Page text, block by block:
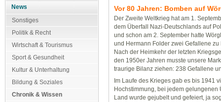
News
Sonstiges
Politik & Recht
Wirtschaft & Tourismus
Sport & Gesundheit
Kultur & Unterhaltung
Bildung & Soziales
Chronik & Wissen
Vor 80 Jahren: Bomben auf
Der Zweite Weltkrieg hat am 1.
dem Überfall Nazi-Deutschlands auf
und schon am 2. September hatte
und Hermann Folder zwei Gefallene zu
Nach der Heimkehr der letzten
den 1950er Jahren musste unsere
traurige Bilanz ziehen: 238 Gefallene
Im Laufe des Krieges gab es bis 1941
Hochstimmung, bei jedem gelungenen
Land wurde gejubelt und gefeiert, ja